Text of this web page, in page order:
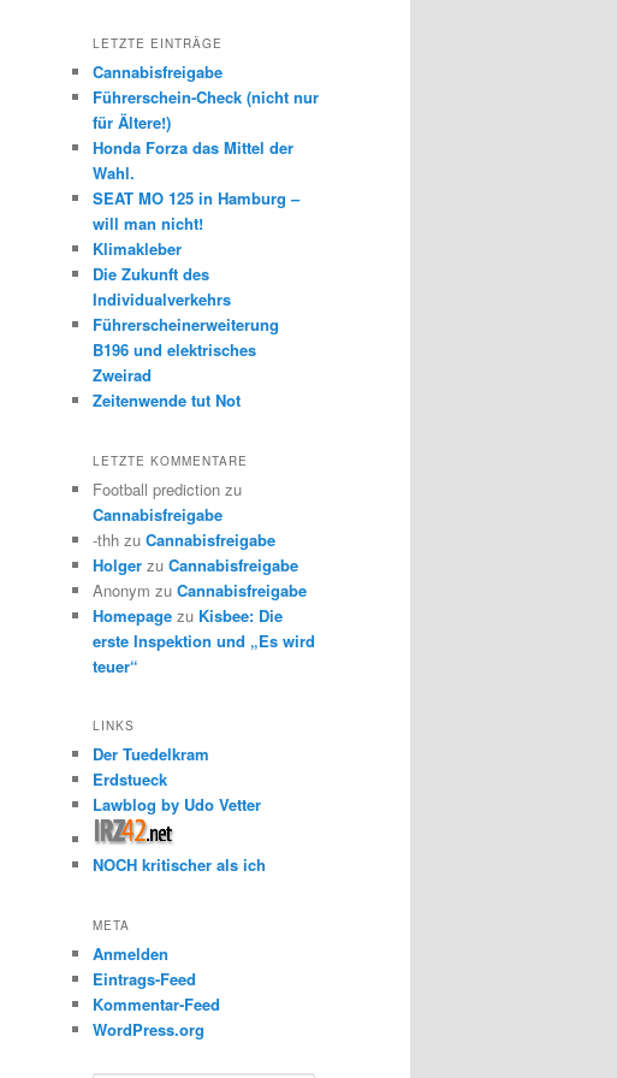
LETZTE EINTRÄGE
Cannabisfreigabe
Führerschein-Check (nicht nur
für Ältere!)
Honda Forza das Mittel der
Wahl.
SEAT MO 125 in Hamburg –
will man nicht!
Klimakleber
Die Zukunft des
Individualverkehrs
Führerscheinerweiterung
B196 und elektrisches
Zweirad
Zeitenwende tut Not
LETZTE KOMMENTARE
Football prediction zu
Cannabisfreigabe
-thh zu Cannabisfreigabe
Holger zu Cannabisfreigabe
Anonym zu Cannabisfreigabe
Homepage zu Kisbee: Die
erste Inspektion und „Es wird
teuer“
LINKS
Der Tuedelkram
Erdstueck
Lawblog by Udo Vetter
NOCH kritischer als ich
META
Anmelden
Eintrags-Feed
Kommentar-Feed
WordPress.org